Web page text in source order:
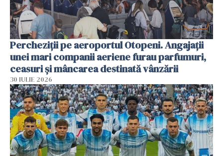
Percheziții pe aeroportul Otopeni. Angajații
unei mari companii aeriene furau parfumuri,
ceasuri și mâncarea destinată vânzării
30 IULIE 2026